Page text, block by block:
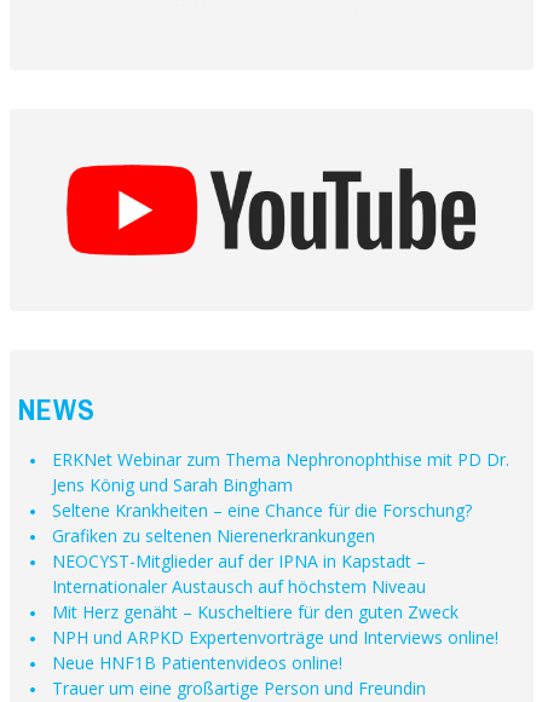
NEWS
ERKNet Webinar zum Thema Nephronophthise mit PD Dr.
Jens König und Sarah Bingham
Seltene Krankheiten – eine Chance für die Forschung?
Grafiken zu seltenen Nierenerkrankungen
NEOCYST-Mitglieder auf der IPNA in Kapstadt –
Internationaler Austausch auf höchstem Niveau
Mit Herz genäht – Kuscheltiere für den guten Zweck
NPH und ARPKD Expertenvorträge und Interviews online!
Neue HNF1B Patientenvideos online!
Trauer um eine großartige Person und Freundin